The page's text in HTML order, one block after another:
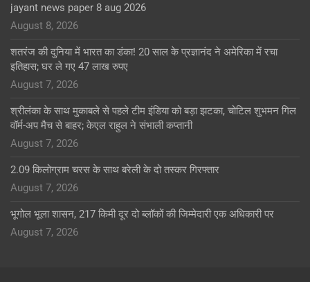
jayant news paper 8 aug 2026
August 8, 2026
शतरंज की दुनिया में भारत का डंका! 20 साल के प्रज्ञानंद ने अमेरिका में रचा
इतिहास; घर ले गए 47 लाख रुपए
August 7, 2026
श्रीलंका के साथ मुकाबले से पहले टीम इंडिया को बड़ा झटका, चोटिल शुभमन गिल
वॉर्म-अप मैच से बाहर; केएल राहुल ने संभाली कप्तानी
August 7, 2026
2.09 किलोग्राम चरस के साथ बरेली के दो तस्कर गिरफ्तार
August 7, 2026
भूगोल भूला शासन, 217 किमी दूर दो ब्लॉकों की जिम्मेदारी एक अधिकारी पर
August 7, 2026